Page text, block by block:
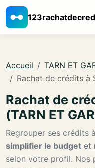
Accueil
TARN ET
Rachat de crédits à
Rachat de
(TARN ET
Regrouper ses crédits
simplifier le budget et
selon votre profil. Nos